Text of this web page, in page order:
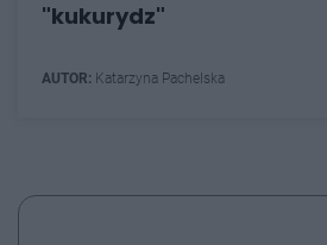
"kukurydz"
AUTOR: Katarzyna Pachelska